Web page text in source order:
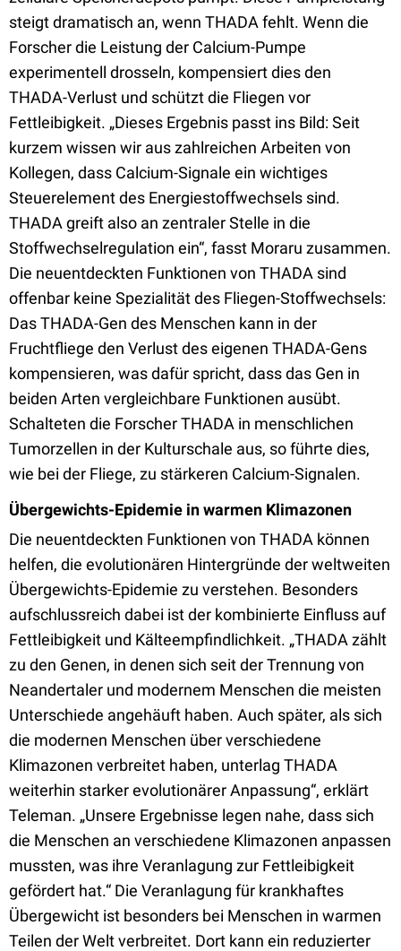
steigt dramatisch an, wenn THADA fehlt. Wenn die
Forscher die Leistung der Calcium-Pumpe
experimentell drosseln, kompensiert dies den
THADA-Verlust und schützt die Fliegen vor
Fettleibigkeit. „Dieses Ergebnis passt ins Bild: Seit
kurzem wissen wir aus zahlreichen Arbeiten von
Kollegen, dass Calcium-Signale ein wichtiges
Steuerelement des Energiestoffwechsels sind.
THADA greift also an zentraler Stelle in die
Stoffwechselregulation ein“, fasst Moraru zusammen.
Die neuentdeckten Funktionen von THADA sind
offenbar keine Spezialität des Fliegen-Stoffwechsels:
Das THADA-Gen des Menschen kann in der
Fruchtfliege den Verlust des eigenen THADA-Gens
kompensieren, was dafür spricht, dass das Gen in
beiden Arten vergleichbare Funktionen ausübt.
Schalteten die Forscher THADA in menschlichen
Tumorzellen in der Kulturschale aus, so führte dies,
wie bei der Fliege, zu stärkeren Calcium-Signalen.
Übergewichts-Epidemie in warmen Klimazonen
Die neuentdeckten Funktionen von THADA können
helfen, die evolutionären Hintergründe der weltweiten
Übergewichts-Epidemie zu verstehen. Besonders
aufschlussreich dabei ist der kombinierte Einfluss auf
Fettleibigkeit und Kälteempfindlichkeit. „THADA zählt
zu den Genen, in denen sich seit der Trennung von
Neandertaler und modernem Menschen die meisten
Unterschiede angehäuft haben. Auch später, als sich
die modernen Menschen über verschiedene
Klimazonen verbreitet haben, unterlag THADA
weiterhin starker evolutionärer Anpassung“, erklärt
Teleman. „Unsere Ergebnisse legen nahe, dass sich
die Menschen an verschiedene Klimazonen anpassen
mussten, was ihre Veranlagung zur Fettleibigkeit
gefördert hat.“ Die Veranlagung für krankhaftes
Übergewicht ist besonders bei Menschen in warmen
Teilen der Welt verbreitet. Dort kann ein reduzierter